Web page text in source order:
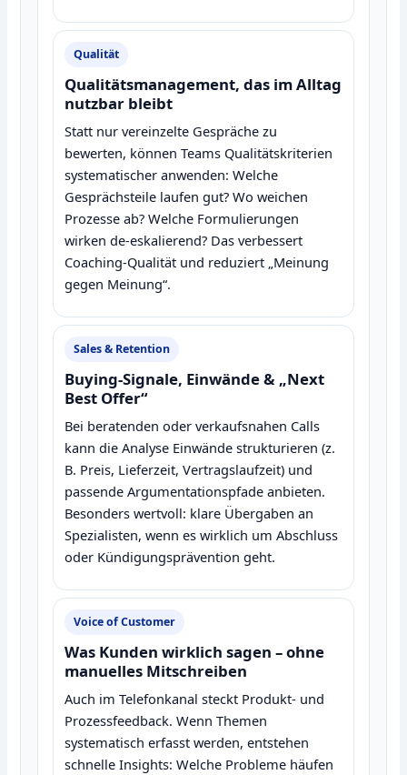
Qualität
Qualitätsmanagement, das im Alltag
nutzbar bleibt
Statt nur vereinzelte Gespräche zu
bewerten, können Teams Qualitätskriterien
systematischer anwenden: Welche
Gesprächsteile laufen gut? Wo weichen
Prozesse ab? Welche Formulierungen
wirken de‑eskalierend? Das verbessert
Coaching‑Qualität und reduziert „Meinung
gegen Meinung“.
Sales & Retention
Buying‑Signale, Einwände & „Next
Best Offer“
Bei beratenden oder verkaufsnahen Calls
kann die Analyse Einwände strukturieren (z.
B. Preis, Lieferzeit, Vertragslaufzeit) und
passende Argumentationspfade anbieten.
Besonders wertvoll: klare Übergaben an
Spezialisten, wenn es wirklich um Abschluss
oder Kündigungsprävention geht.
Voice of Customer
Was Kunden wirklich sagen – ohne
manuelles Mitschreiben
Auch im Telefonkanal steckt Produkt‑ und
Prozessfeedback. Wenn Themen
systematisch erfasst werden, entstehen
schnelle Insights: Welche Probleme häufen